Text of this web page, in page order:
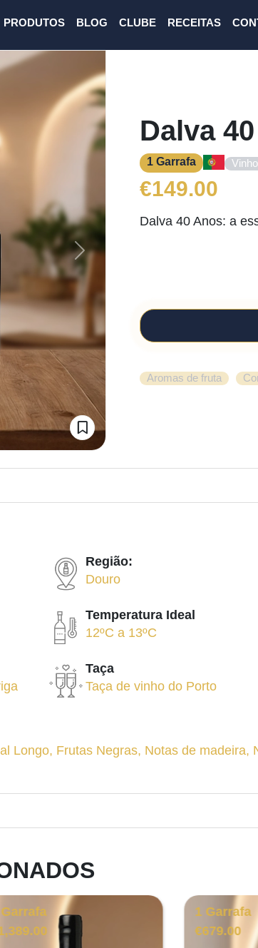
PRODUTOS BLOG CLUBE RECEITAS
Next
Dalva
1 Garrafa
€149.00
Dalva 40 Anos: a
Aromas de fruta
Região:
Douro
Temperatura Ideal
12ºC a 13ºC
Taça
Taça de vinho do Porto
Longo, Frutas Negras, Notas de madeira,
1 Garrafa
€679.00